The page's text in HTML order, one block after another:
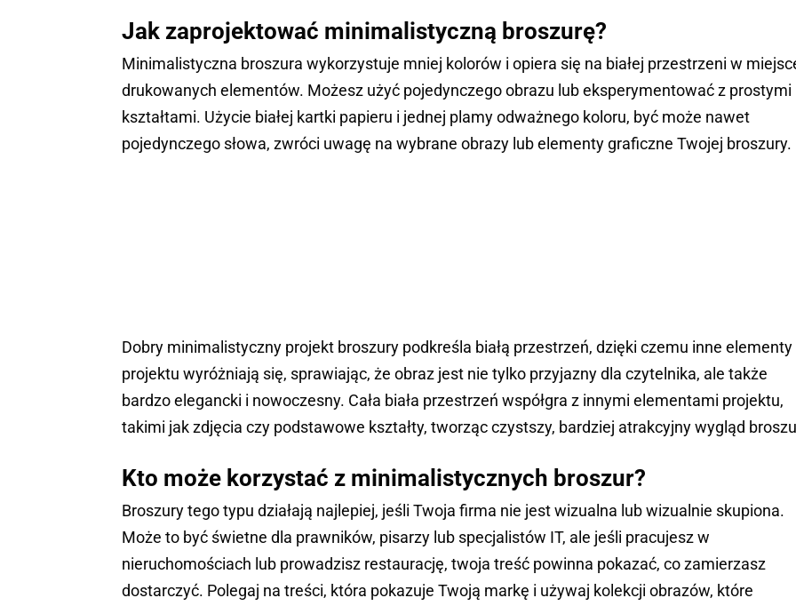
Jak zaprojektować minimalistyczną broszurę?
Minimalistyczna broszura wykorzystuje mniej kolorów i opiera się na białej przestrzeni w
drukowanych elementów. Możesz użyć pojedynczego obrazu lub eksperymentować z prostymi
kształtami. Użycie białej kartki papieru i jednej plamy odważnego koloru, być może nawet
pojedynczego słowa, zwróci uwagę na wybrane obrazy lub elementy graficzne Twojej broszury.
Dobry minimalistyczny projekt broszury podkreśla białą przestrzeń, dzięki czemu inne elementy
projektu wyróżniają się, sprawiając, że obraz jest nie tylko przyjazny dla czytelnika, ale także
bardzo elegancki i nowoczesny. Cała biała przestrzeń współgra z innymi elementami projektu,
takimi jak zdjęcia czy podstawowe kształty, tworząc czystszy, bardziej atrakcyjny wygląd
Kto może korzystać z minimalistycznych broszur?
Broszury tego typu działają najlepiej, jeśli Twoja firma nie jest wizualna lub wizualnie skupiona.
Może to być świetne dla prawników, pisarzy lub specjalistów IT, ale jeśli pracujesz w
nieruchomościach lub prowadzisz restaurację, twoja treść powinna pokazać, co zamierzasz
dostarczyć. Polegaj na treści, która pokazuje Twoją markę i używaj kolekcji obrazów, które